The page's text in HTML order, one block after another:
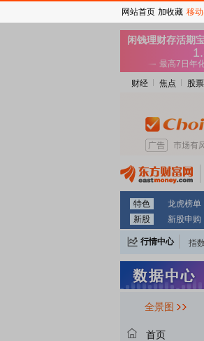
财经 焦点 股票
特色 龙虎榜单
新股
新股申购
行情中心 指数
全景图
首页
网站首页 加收藏 移